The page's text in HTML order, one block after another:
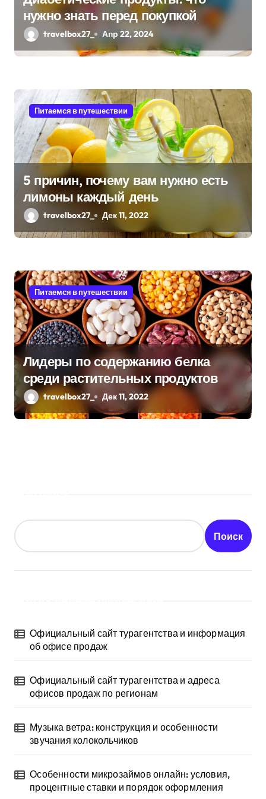
п
и
я
м
нужно знать перед покупкой
travelbox27_ Апр 22, 2024
Питаемся в путешествии
5 причин, почему вам нужно есть
лимоны каждый день
travelbox27_ Дек 11, 2022
Питаемся в путешествии
Лидеры по содержанию белка
среди растительных продуктов
travelbox27_ Дек 11, 2022
Поиск
Официальный сайт турагентства и информация
об офисе продаж
Официальный сайт турагентства и адреса
офисов продаж по регионам
Музыка ветра: конструкция и особенности
звучания колокольчиков
Особенности микрозаймов онлайн: условия,
процентные ставки и порядок оформления